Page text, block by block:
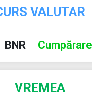
VALUTAR
BNR Cumpărare
VREMEA